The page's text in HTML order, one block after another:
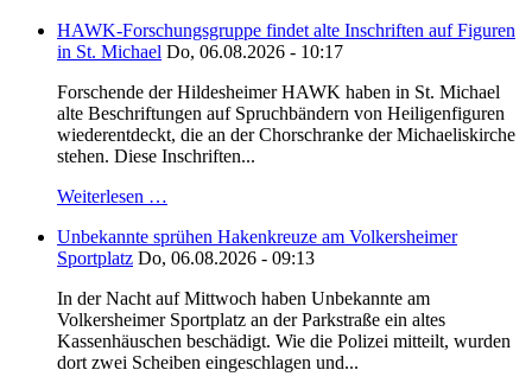
HAWK-Forschungsgruppe findet alte Inschriften auf Figuren
in St. Michael Do, 06.08.2026 - 10:17
Forschende der Hildesheimer HAWK haben in St. Michael
alte Beschriftungen auf Spruchbändern von Heiligenfiguren
wiederentdeckt, die an der Chorschranke der Michaeliskirche
stehen. Diese Inschriften...
Weiterlesen …
Unbekannte sprühen Hakenkreuze am Volkersheimer
Sportplatz Do, 06.08.2026 - 09:13
In der Nacht auf Mittwoch haben Unbekannte am
Volkersheimer Sportplatz an der Parkstraße ein altes
Kassenhäuschen beschädigt. Wie die Polizei mitteilt, wurden
dort zwei Scheiben eingeschlagen und...